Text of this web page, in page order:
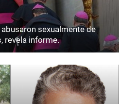
sexualmente de
revela informe.